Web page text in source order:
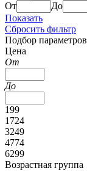
От
До
Показать
Сбросить фильтр
Подбор параметров
Цена
От
До
199
1724
3249
4774
6299
Возрастная группа